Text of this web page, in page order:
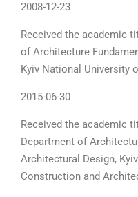
2008-12-23
Received the academic
of Architecture
Kyiv National University
2015-06-30
Received the academic
Department of
Architectural Design,
Construction and